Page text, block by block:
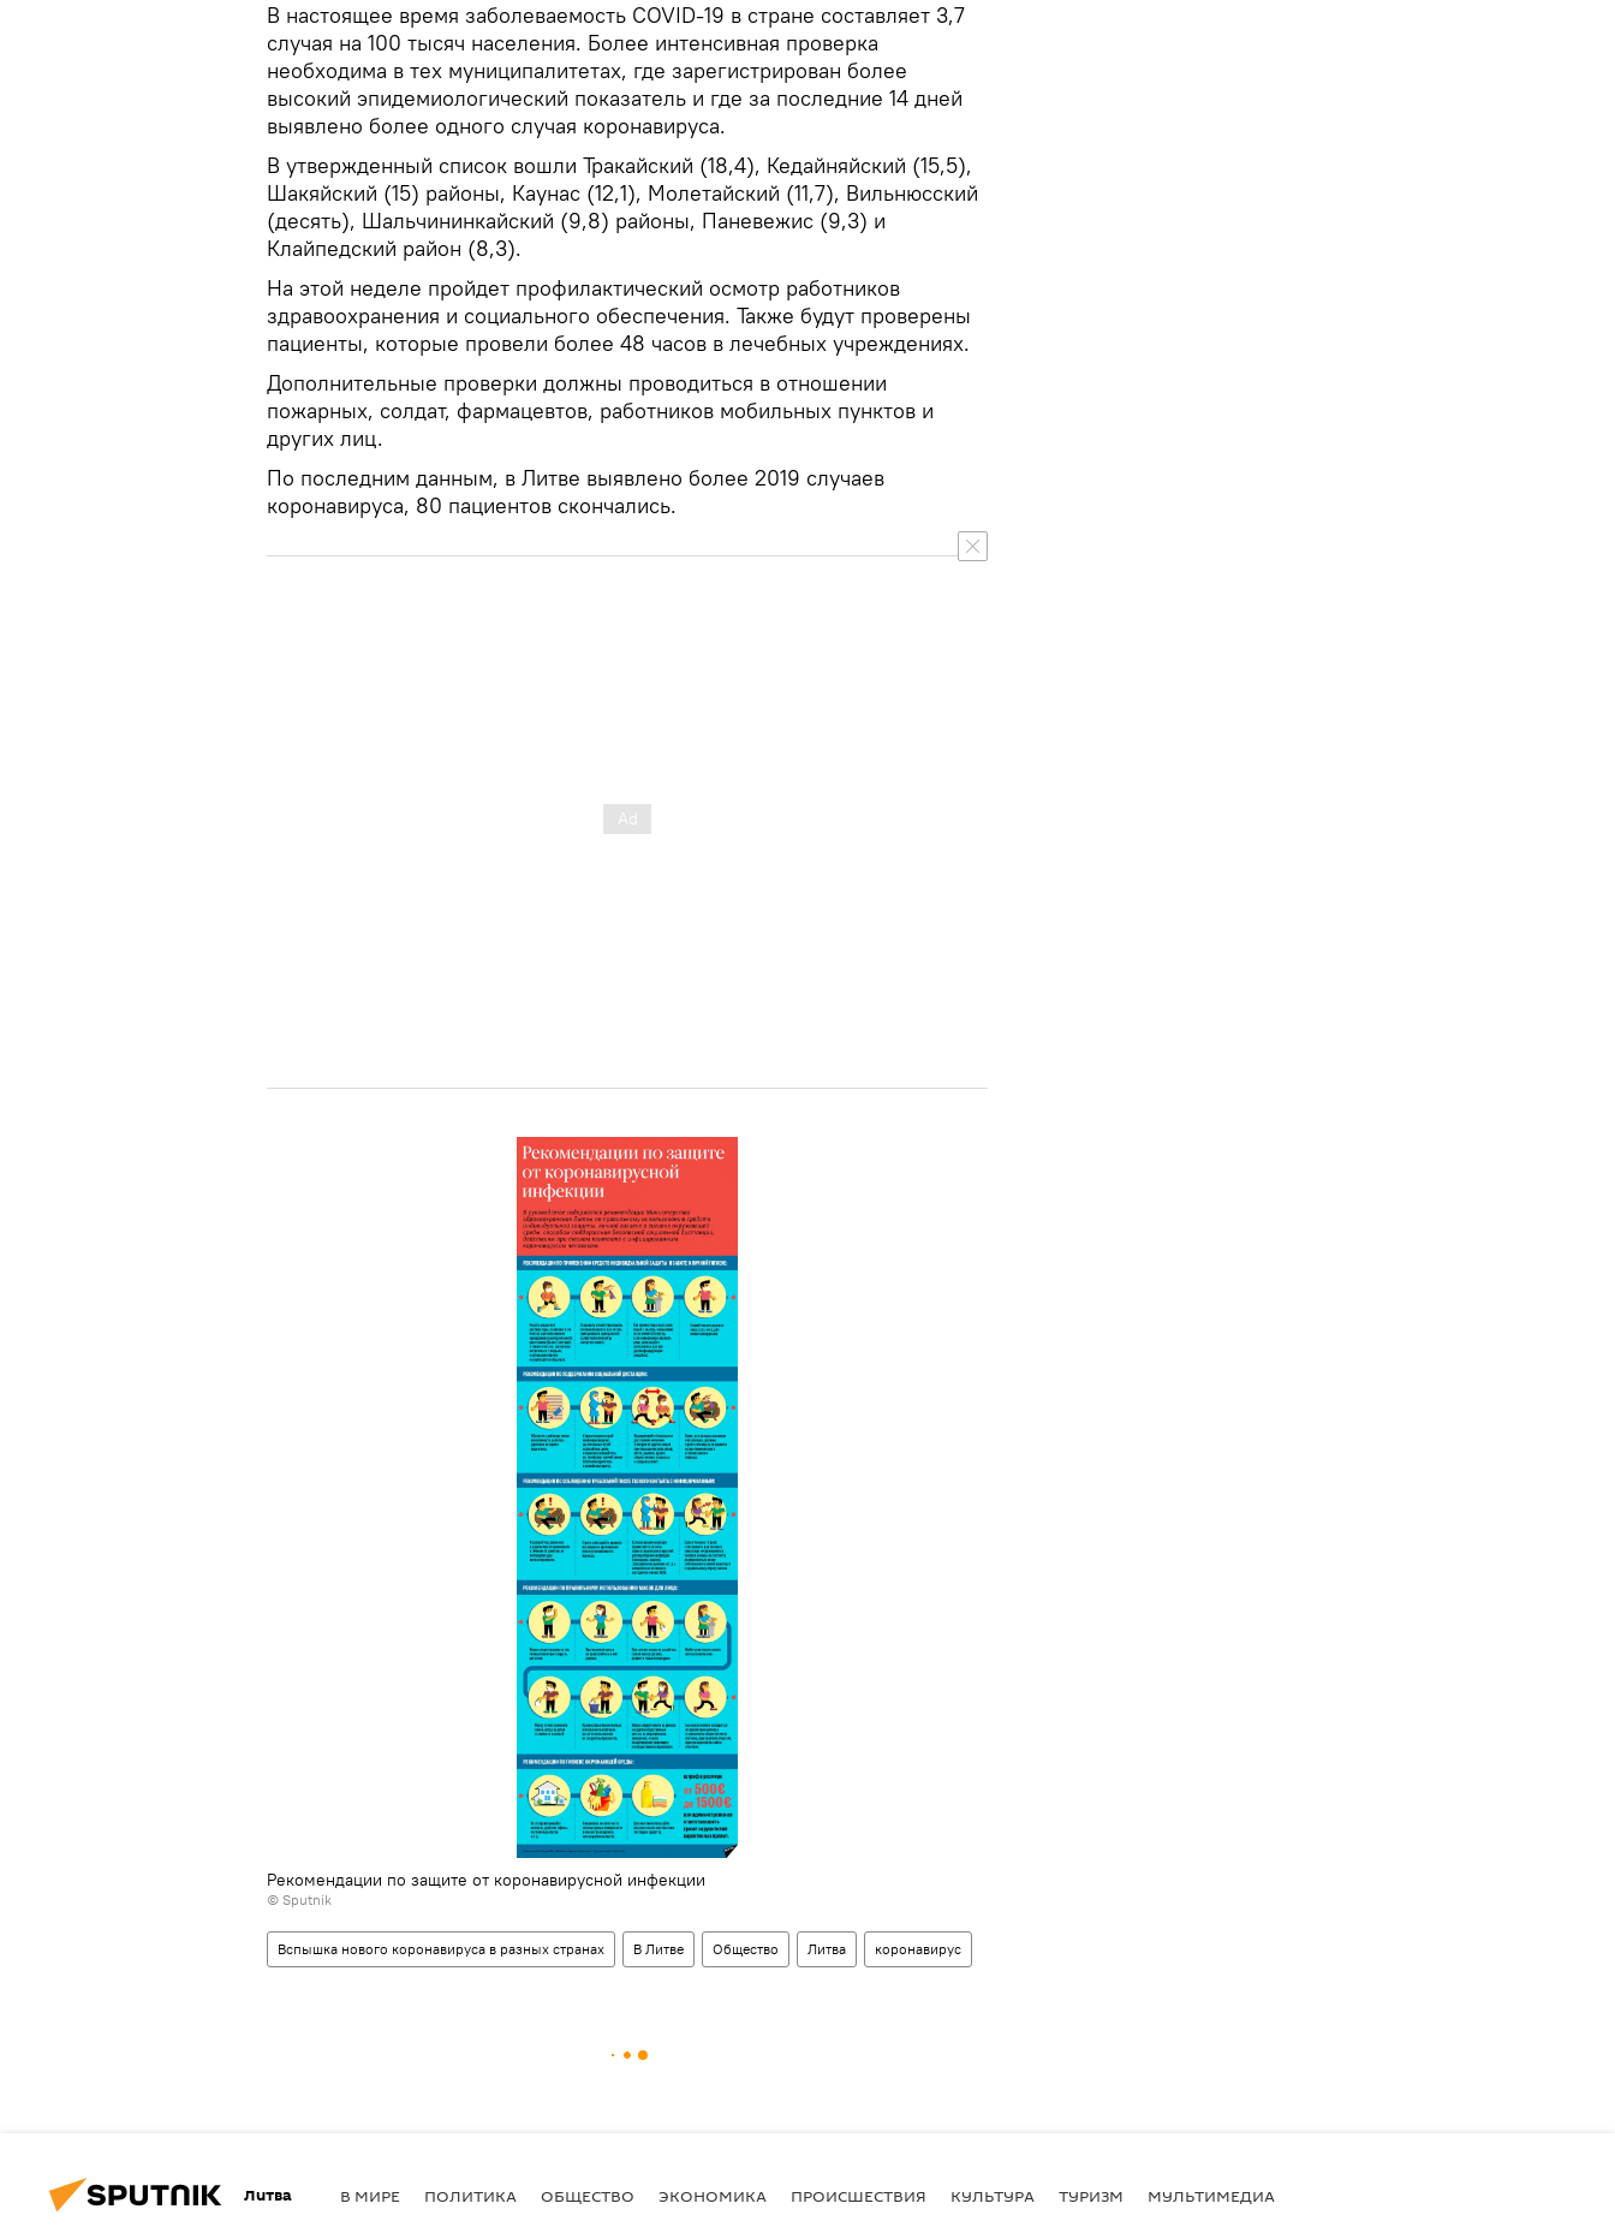
В настоящее время заболеваемость COVID-19 в стране составляет 3,7
случая на 100 тысяч населения. Более интенсивная проверка
необходима в тех муниципалитетах, где зарегистрирован более
высокий эпидемиологический показатель и где за последние 14 дней
выявлено более одного случая коронавируса.
В утвержденный список вошли Тракайский (18,4), Кедайняйский (15,5),
Шакяйский (15) районы, Каунас (12,1), Молетайский (11,7), Вильнюсский
(десять), Шальчининкайский (9,8) районы, Паневежис (9,3) и
Клайпедский район (8,3).
На этой неделе пройдет профилактический осмотр работников
здравоохранения и социального обеспечения. Также будут проверены
пациенты, которые провели более 48 часов в лечебных учреждениях.
Дополнительные проверки должны проводиться в отношении
пожарных, солдат, фармацевтов, работников мобильных пунктов и
других лиц.
По последним данным, в Литве выявлено более 2019 случаев
коронавируса, 80 пациентов скончались.
Рекомендации по защите от коронавирусной инфекции
© Sputnik
Вспышка нового коронавируса в разных странах В Литве Общество Литва коронавирус
Литва В МИРЕ ПОЛИТИКА ОБЩЕСТВО ЭКОНОМИКА ПРОИСШЕСТВИЯ КУЛЬТУРА ТУРИЗМ МУЛЬТИМЕДИА